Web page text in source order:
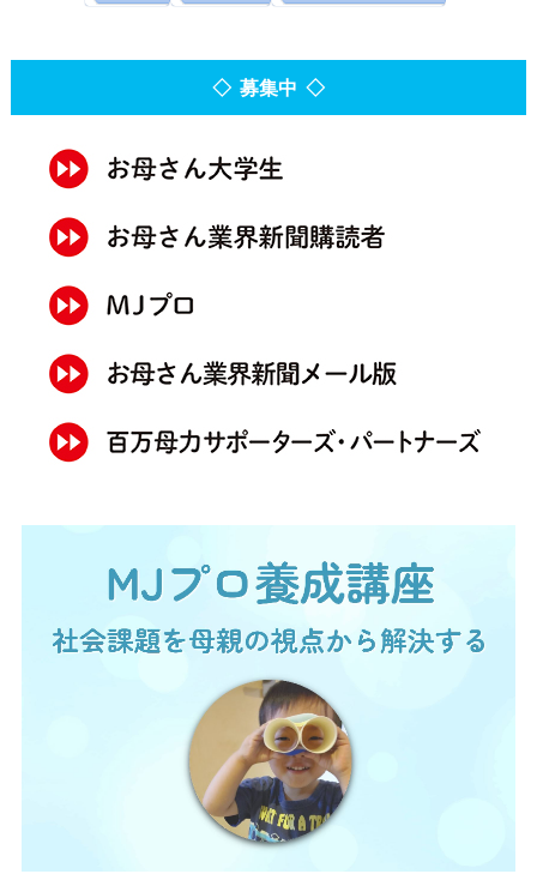
◇ 募集中 ◇